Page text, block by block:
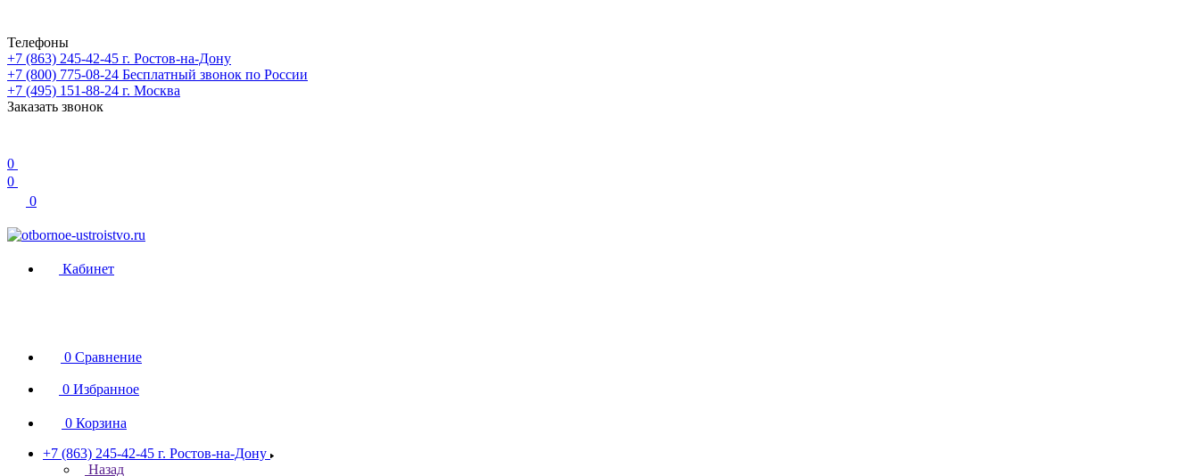
Телефоны
+7 (863) 245-42-45 г. Ростов-на-Дону
+7 (800) 775-08-24 Бесплатный звонок по России
+7 (495) 151-88-24 г. Москва
Заказать звонок
0
0
0
Кабинет
0 Сравнение
0 Избранное
0 Корзина
+7 (863) 245-42-45 г. Ростов-на-Дону
Назад